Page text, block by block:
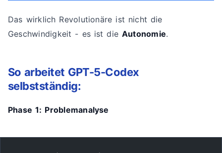
Das wirklich Revolutionäre ist nicht die
Geschwindigkeit - es ist die Autonomie.
So arbeitet GPT-5-Codex
selbstständig:
Phase 1: Problemanalyse